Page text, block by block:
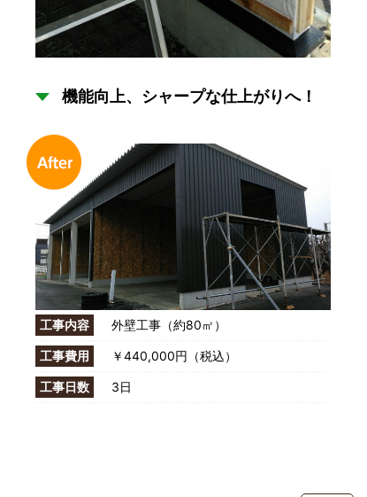
機能向上、シャープな仕上がりへ！
工事内容 外壁工事（約80㎡）
工事費用 ￥440,000円（税込）
工事日数 3日